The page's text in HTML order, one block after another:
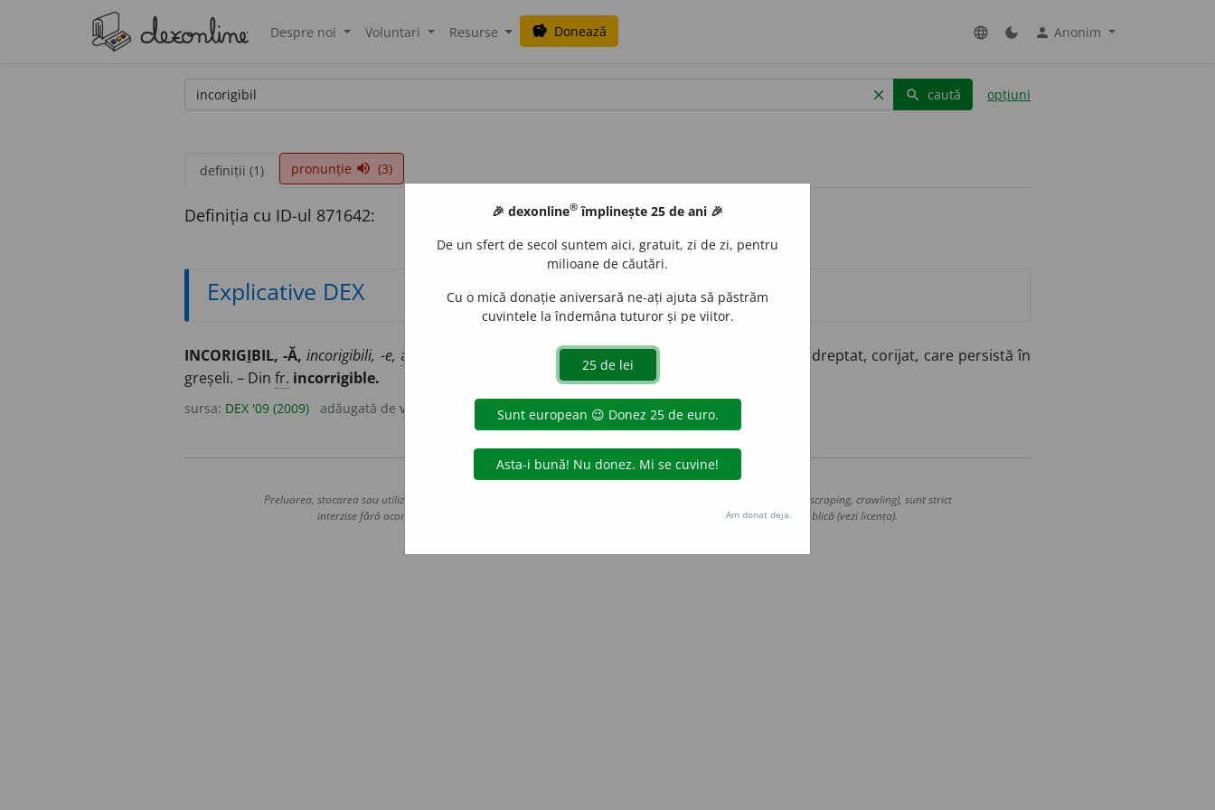
Despre noi Voluntari Resurse savings Donează language dark_mode person Anonim
clear search caută opțiuni
definiții (1) pronunție volume_up (3)
Definiția cu ID-ul 871642:
Explicative DEX
INCORIGIBIL, -Ă, incorigibili, -e, adj.
(Despre oameni și manifestările lor) Care nu poate fi îndreptat, corijat, care persistă în
greșeli. – Din fr. incorrigible.
sursa: DEX '09 (2009) adăugată de valeriu
Copyright © 2004-2026 dexonline (https://dexonline.ro)
Preluarea, stocarea sau utilizarea datelor de pe acest site, inclusiv prin orice metode de extragere automată (web scraping, crawling), sunt strict
interzise fără acordul nostru prealabil scris, cu excepția seturilor de date oferite oficial spre utilizare publică (vezi licența).
🎉 dexonline® împlinește 25 de ani 🎉
De un sfert de secol suntem aici, gratuit, zi de zi, pentru
milioane de căutări.
Cu o mică donație aniversară ne-ați ajuta să păstrăm
cuvintele la îndemâna tuturor și pe viitor.
Am donat deja.